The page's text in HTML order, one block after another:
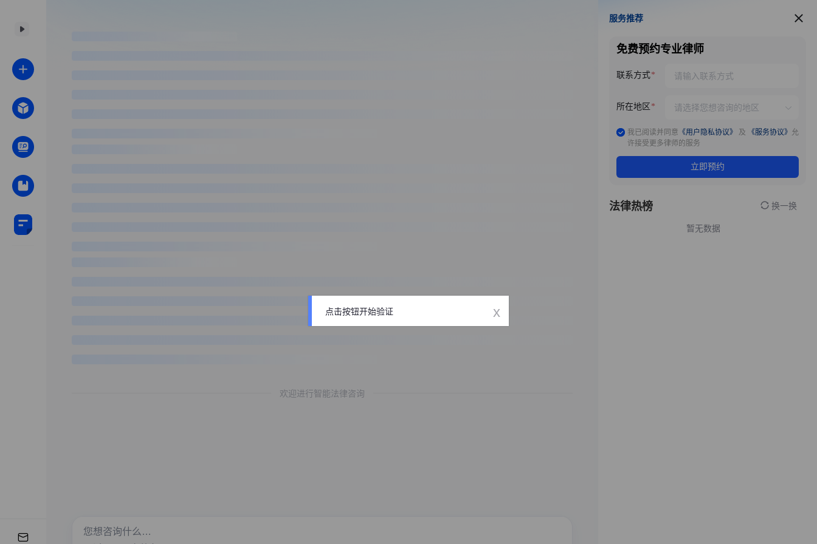
欢迎进行智能法律咨询
服务推荐
服务推荐
免费预约专业律师
联系方式
所在地区
我已阅读并同意 《用户隐私协议》 及 《服务协议》 允
许接受更多律师的服务
立即预约
法律热榜 换一换
暂无数据
点击按钮开始验证 x